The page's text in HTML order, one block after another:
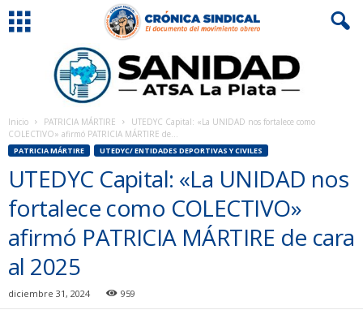
Inicio PATRICIA MÁRTIRE
UTEDYC Capital: «La UNIDAD nos fortalece como
COLECTIVO» afirmó PATRICIA MÁRTIRE de...
PATRICIA MÁRTIRE UTEDYC/ ENTIDADES DEPORTIVAS Y CIVILES
UTEDYC Capital: «La UNIDAD nos
fortalece como COLECTIVO»
afirmó PATRICIA MÁRTIRE de cara
al 2025
diciembre 31, 2024 959